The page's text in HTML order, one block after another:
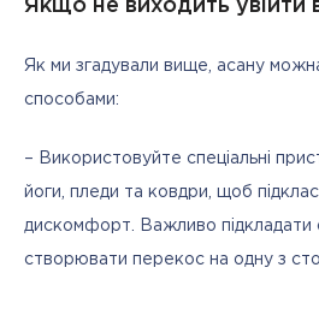
Якщо не виходить увійти
Як ми згадували вище, асану
способами:
– Використовуйте спеціальні
йоги, пледи та ковдри, щоб
дискомфорт. Важливо
створювати перекос на одну з